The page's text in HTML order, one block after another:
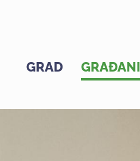
GRAD GRAĐANI